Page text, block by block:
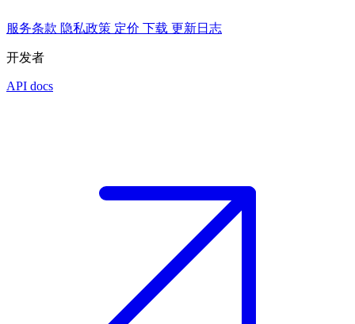
服务条款 隐私政策 定价 下载 更新日志
开发者
API docs